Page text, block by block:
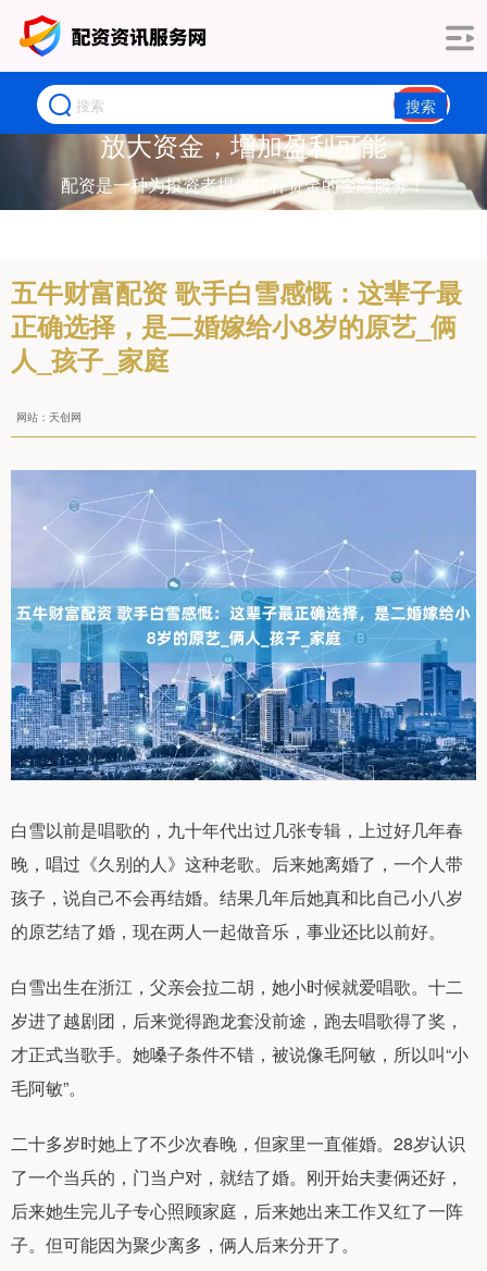
搜索
放大资金，增加盈利可能
配资是一种为投资者提供杠杆资金的金融服务！
五牛财富配资 歌手白雪感慨：这辈子最
正确选择，是二婚嫁给小8岁的原艺_俩
人_孩子_家庭
网站：天创网
白雪以前是唱歌的，九十年代出过几张专辑，上过好几年春
晚，唱过《久别的人》这种老歌。后来她离婚了，一个人带
孩子，说自己不会再结婚。结果几年后她真和比自己小八岁
的原艺结了婚，现在两人一起做音乐，事业还比以前好。
白雪出生在浙江，父亲会拉二胡，她小时候就爱唱歌。十二
岁进了越剧团，后来觉得跑龙套没前途，跑去唱歌得了奖，
才正式当歌手。她嗓子条件不错，被说像毛阿敏，所以叫“小
毛阿敏”。
二十多岁时她上了不少次春晚，但家里一直催婚。28岁认识
了一个当兵的，门当户对，就结了婚。刚开始夫妻俩还好，
后来她生完儿子专心照顾家庭，后来她出来工作又红了一阵
子。但可能因为聚少离多，俩人后来分开了。